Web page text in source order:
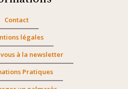
Contact
légales
à la newsletter
Pratiques